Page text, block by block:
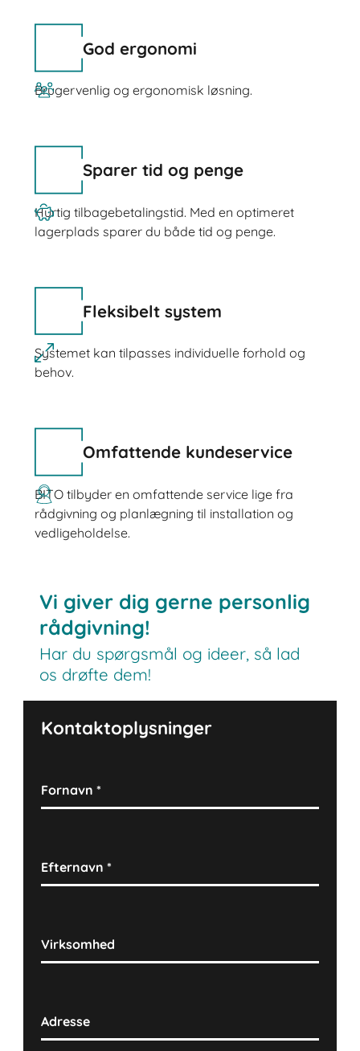
God ergonomi
Brugervenlig og ergonomisk løsning.
Sparer tid og penge
Hurtig tilbagebetalingstid. Med en optimeret
lagerplads sparer du både tid og penge.
Fleksibelt system
Systemet kan tilpasses individuelle forhold og
behov.
Omfattende kundeservice
BITO tilbyder en omfattende service lige fra
rådgivning og planlægning til installation og
vedligeholdelse.
Vi giver dig gerne personlig
rådgivning!
Har du spørgsmål og ideer, så lad
os drøfte dem!
Kontaktoplysninger
Fornavn*
Efternavn*
Virksomhed
Adresse